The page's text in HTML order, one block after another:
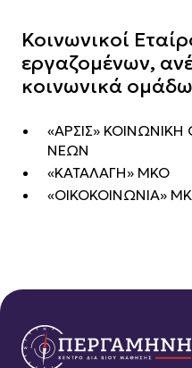
Κοινωνικοί
εργαζομένων,
κοινωνικά
«ΑΡΣΙΣ»
ΝΕΩΝ
«ΚΑΤΑΛΑΓΗ» ΜΚΟ
«ΟΙΚΟΚΟΙΝΩΝΙΑ»